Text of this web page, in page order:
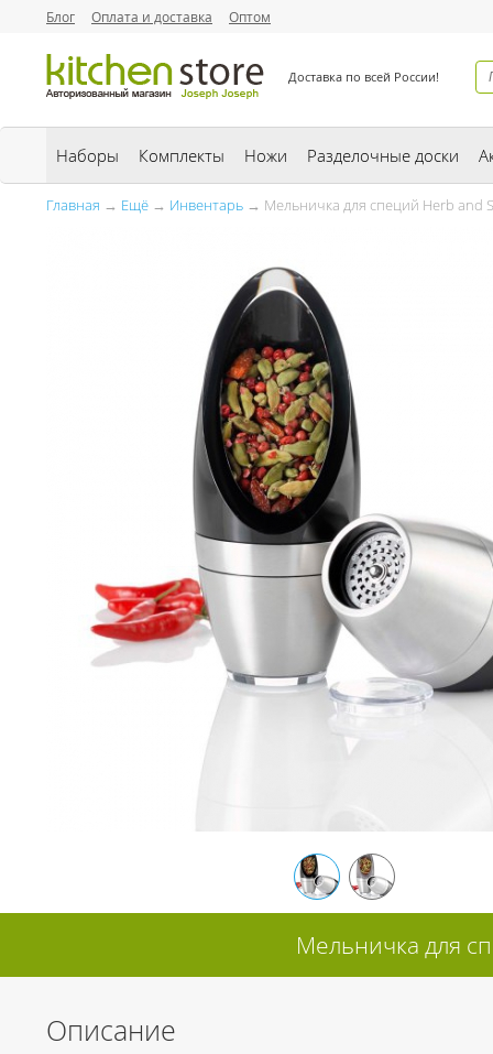
Блог Оплата и доставка Оптом
Доставка по всей России!
Наборы Комплекты Ножи Разделочные доски
Главная → Ещё → Инвентарь → Мельничка для специй Herb and
Мельничка для
Описание